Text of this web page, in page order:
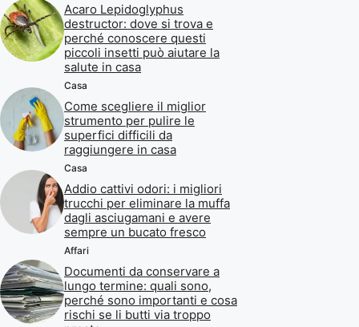
Acaro Lepidoglyphus
destructor: dove si trova e
perché conoscere questi
piccoli insetti può aiutare la
salute in casa
Casa
Come scegliere il miglior
strumento per pulire le
superfici difficili da
raggiungere in casa
Casa
Addio cattivi odori: i migliori
trucchi per eliminare la muffa
dagli asciugamani e avere
sempre un bucato fresco
Affari
Documenti da conservare a
lungo termine: quali sono,
perché sono importanti e cosa
rischi se li butti via troppo